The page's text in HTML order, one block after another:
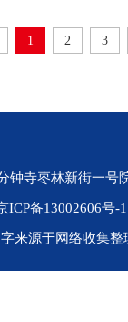
1 2 3
钟寺枣林新街一
ICP备13002606号-1
来源于网络收集